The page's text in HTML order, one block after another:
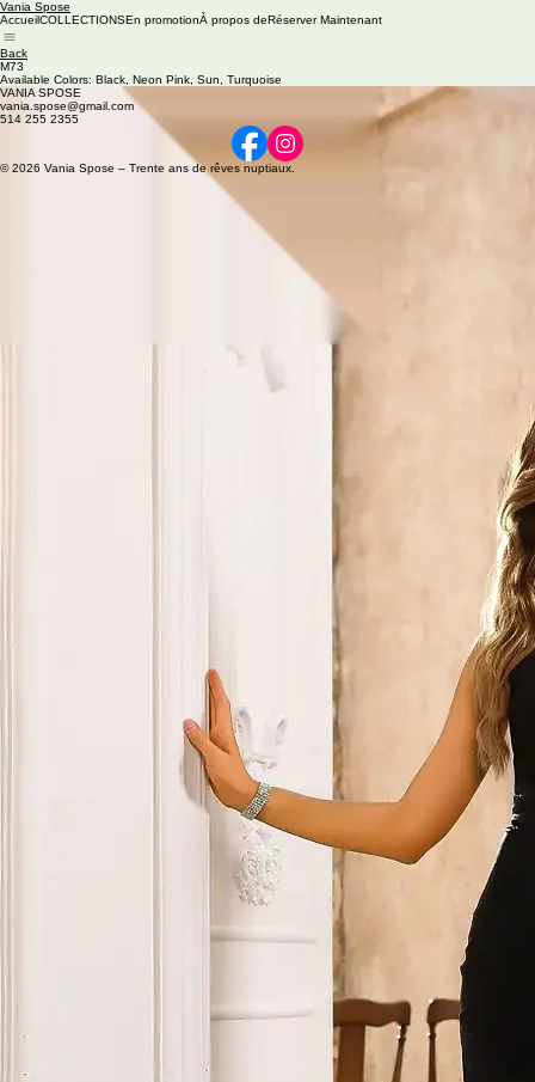
Vania Spose
AccueilCOLLECTIONSEn promotionÀ propos deRéserver Maintenant
Back
M73
Available Colors: Black, Neon Pink, Sun, Turquoise
VANIA SPOSE
vania.spose@gmail.com
514 255 2355
© 2026 Vania Spose – Trente ans de rêves nuptiaux.